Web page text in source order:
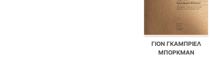
ΓΙΟΝ ΓΚΑΜΠΡΙΕΛ
ΜΠΟΡΚΜΑΝ